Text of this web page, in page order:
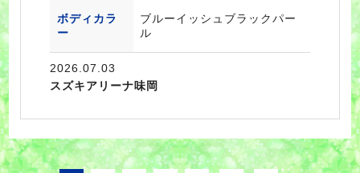
ボディカラ
ー
ブルーイッシュブラックパー
ル
2026.07.03
スズキアリーナ味岡